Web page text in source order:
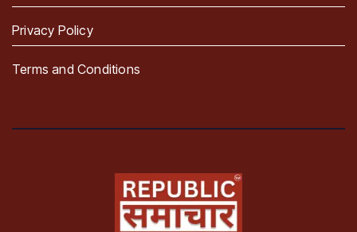
Privacy Policy
Terms and Conditions